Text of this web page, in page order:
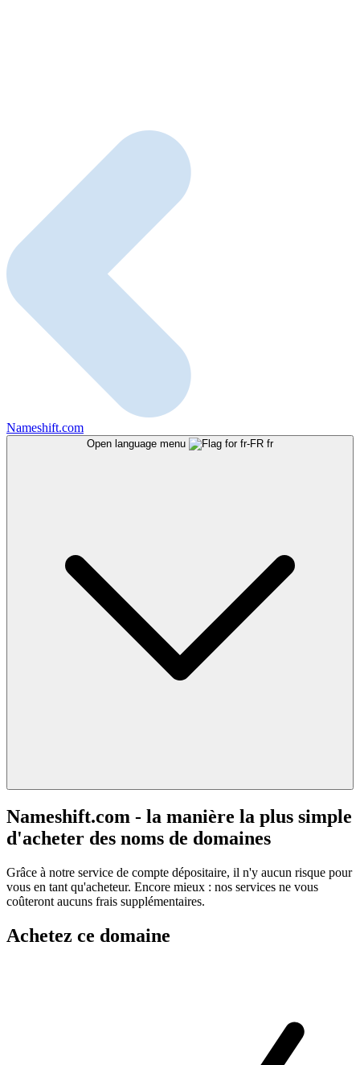
Nameshift.com
Open language menu fr
Nameshift.com - la manière la plus simple
d'acheter des noms de domaines
Grâce à notre service de compte dépositaire, il n'y aucun risque pour
vous en tant qu'acheteur. Encore mieux : nos services ne vous
coûteront aucuns frais supplémentaires.
Achetez ce domaine